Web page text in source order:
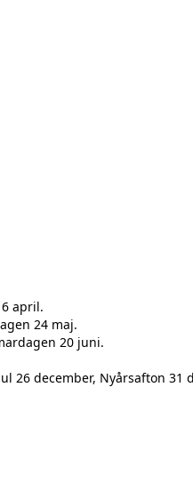
april.
24 maj.
20 juni.
26 december, Nyårsafton 31